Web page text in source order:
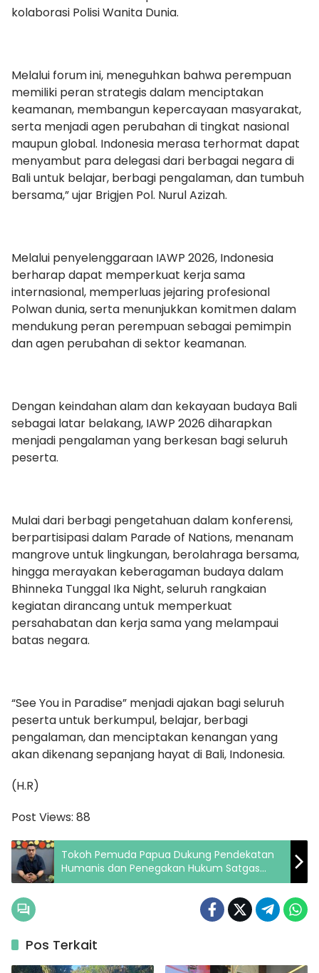
kolaborasi Polisi Wanita Dunia.
Melalui forum ini, meneguhkan bahwa perempuan
memiliki peran strategis dalam menciptakan
keamanan, membangun kepercayaan masyarakat,
serta menjadi agen perubahan di tingkat nasional
maupun global. Indonesia merasa terhormat dapat
menyambut para delegasi dari berbagai negara di
Bali untuk belajar, berbagi pengalaman, dan tumbuh
bersama,” ujar Brigjen Pol. Nurul Azizah.
Melalui penyelenggaraan IAWP 2026, Indonesia
berharap dapat memperkuat kerja sama
internasional, memperluas jejaring profesional
Polwan dunia, serta menunjukkan komitmen dalam
mendukung peran perempuan sebagai pemimpin
dan agen perubahan di sektor keamanan.
Dengan keindahan alam dan kekayaan budaya Bali
sebagai latar belakang, IAWP 2026 diharapkan
menjadi pengalaman yang berkesan bagi seluruh
peserta.
Mulai dari berbagi pengetahuan dalam konferensi,
berpartisipasi dalam Parade of Nations, menanam
mangrove untuk lingkungan, berolahraga bersama,
hingga merayakan keberagaman budaya dalam
Bhinneka Tunggal Ika Night, seluruh rangkaian
kegiatan dirancang untuk memperkuat
persahabatan dan kerja sama yang melampaui
batas negara.
“See You in Paradise” menjadi ajakan bagi seluruh
peserta untuk berkumpul, belajar, berbagi
pengalaman, dan menciptakan kenangan yang
akan dikenang sepanjang hayat di Bali, Indonesia.
(H.R)
Post Views: 88
Tokoh Pemuda Papua Dukung Pendekatan
Humanis dan Penegakan Hukum Satgas
Operasi Damai Cartensz
Pos Terkait